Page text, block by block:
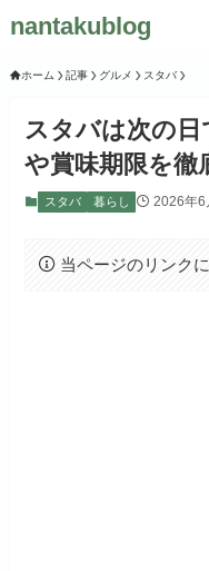
nantakublog
ホーム 記事 グルメ スタバ
スタバは次の
や賞味期限を徹
スタバ 暮らし 2026年6
当ページのリンク